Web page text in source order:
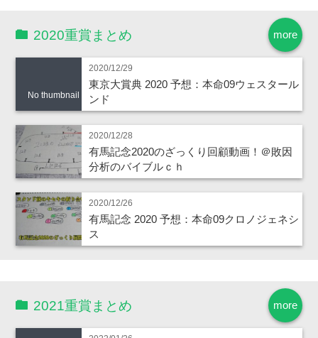
more
2020重賞まとめ
No thumbnail
2020/12/29
東京大賞典 2020 予想：本命09ウェスタール
ンド
2020/12/28
有馬記念2020のざっくり回顧動画！＠敗因
分析のバイブルｃｈ
2020/12/26
有馬記念 2020 予想：本命09クロノジェネシ
ス
more
2021重賞まとめ